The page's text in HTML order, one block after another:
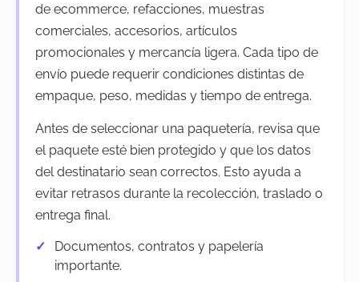
de ecommerce, refacciones, muestras
comerciales, accesorios, artículos
promocionales y mercancía ligera. Cada tipo de
envío puede requerir condiciones distintas de
empaque, peso, medidas y tiempo de entrega.
Antes de seleccionar una paquetería, revisa que
el paquete esté bien protegido y que los datos
del destinatario sean correctos. Esto ayuda a
evitar retrasos durante la recolección, traslado o
entrega final.
Documentos, contratos y papelería
importante.